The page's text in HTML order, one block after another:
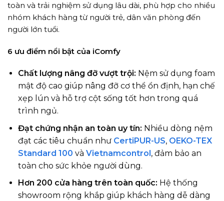
toàn và trải nghiệm sử dụng lâu dài, phù hợp cho nhiều
nhóm khách hàng từ người trẻ, dân văn phòng đến
người lớn tuổi.
6 ưu điểm nổi bật của iComfy
Chất lượng nâng đỡ vượt trội: Nệm sử dụng foam
mật độ cao giúp nâng đỡ cơ thể ổn định, hạn chế
xẹp lún và hỗ trợ cột sống tốt hơn trong quá
trình ngủ.
Đạt chứng nhận an toàn uy tín: Nhiều dòng nệm
đạt các tiêu chuẩn như CertiPUR-US, OEKO-TEX
Standard 100 và Vietnamcontrol, đảm bảo an
toàn cho sức khỏe người dùng.
Hơn 200 cửa hàng trên toàn quốc: Hệ thống
showroom rộng khắp giúp khách hàng dễ dàng